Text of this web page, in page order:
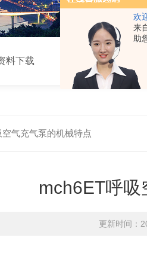
欢
来
助
料下载
气充气泵的机械特点
mch6ET呼
更新时间